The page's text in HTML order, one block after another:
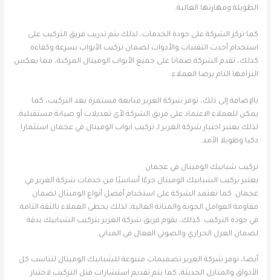
الطويلة ومهارتها العالية.
كما تركز الشركة على جودة الخدمات، لذلك يتم تدريب فريق التركيب على
استخدام أحدث التقنيات والأدوات لضمان تركيب الأبواب بسرعة وكفاءة.
كذلك، تقدم الشركة ضمانا على جميع الأبواب الوميتال المركبة، مما يعكس
التزامها التام برضا العملاء.
بالإضافة إلى ذلك، توفر شركة الغرير متابعة مستمرة بعد التركيب، كما
يمكن للعملاء الاعتماد على فريق الشركة لأي تعديلات أو صيانة مستقبلية،
لذلك يعتبر اختيار شركة الغرير لـ تركيب ابواب الوميتال في عجمان استثمارا
ذكيا وطويلا الأمد.
تركيب شبابيك الوميتال في عجمان
يعتبر تركيب الشبابيك الوميتال جزءًا أساسيًا من خدمات شركة الغرير في
عجمان. كما تعتمد الشركة على استخدام أفضل أنواع الوميتال لضمان
مقاومة العوامل الجوية والمتانة العالية، لذلك يحظى العملاء بالثقة التامة
في جودة التركيب. كذلك، يقوم فريق شركة الغرير بتركيب الشبابيك بدقة
لضمان العزل الحراري والصوتي الفعال في المباني.
أيضا، توفر شركة الغرير تصميمات متنوعة للشبابيك الوميتال لتناسب كل
الأذواق والمنازل الحديثة، كما يتم تقديم استشارات قبل التركيب لاختيار